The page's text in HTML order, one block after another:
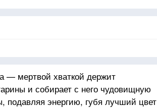
— мертвой хваткой держит
и собирает с него чудовищную
энергию, губя лучший цвет